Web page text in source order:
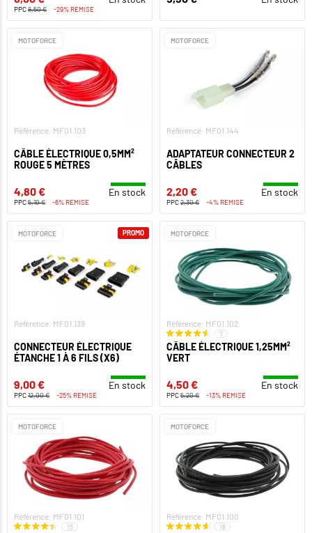
PPC8,50 € -29% REMISE
MOTOFORCE
Référence: MF01.103
CÂBLE ÉLECTRIQUE 0,5MM²
ROUGE 5 MÈTRES
4,80 € En stock
PPC5,10 € -6% REMISE
MOTOFORCE
Référence: MF01.144
ADAPTATEUR CONNECTEUR 2
CÂBLES
2,20 € En stock
PPC2,30 € -4% REMISE
MOTOFORCE
Référence: MF01.139
CONNECTEUR ÉLECTRIQUE
ÉTANCHE 1 À 6 FILS (X6)
9,00 € En stock
PPC12,00 € -25% REMISE
PROMO MOTOFORCE
Référence: MF01.102
7
CÂBLE ÉLECTRIQUE 1,25MM²
VERT
4,50 € En stock
PPC5,20 € -13% REMISE
MOTOFORCE
Référence: MF01.101
15
MOTOFORCE
Référence: MF01.100
16